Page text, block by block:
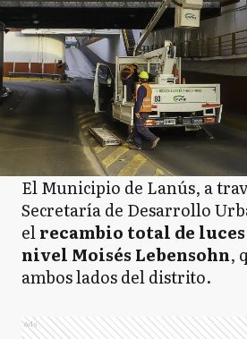
El Municipio de Lanús, a
Secretaría de Desarrollo
elrecambio total de luces
nivel Moisés Lebensohn,
ambos lados del distrito.
Ads